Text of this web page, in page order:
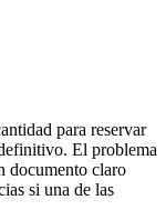
para reservar
El problema
documento claro
si una de las